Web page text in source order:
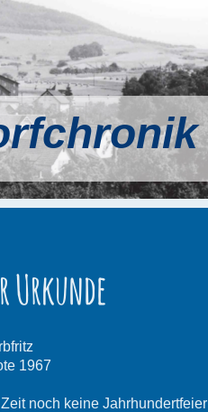
Urkunde
1967
noch keine Jahrhundertfeier